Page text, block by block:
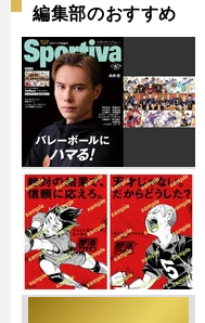
編集部のおすすめ